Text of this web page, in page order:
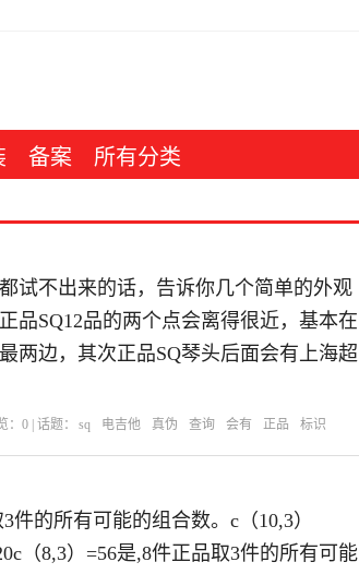
备案 所有分类
试不出来的话，告诉你几个简单的外观
品SQ12品的两个点会离得很近，基本在
两边，其次正品SQ琴头后面会有上海超
：0 | 话题： sq 电吉他 真伪 查询 会有 正品 标识
件的所有可能的组合数。c（10,3）
（8,3）=56是,8件正品取3件的所有可能